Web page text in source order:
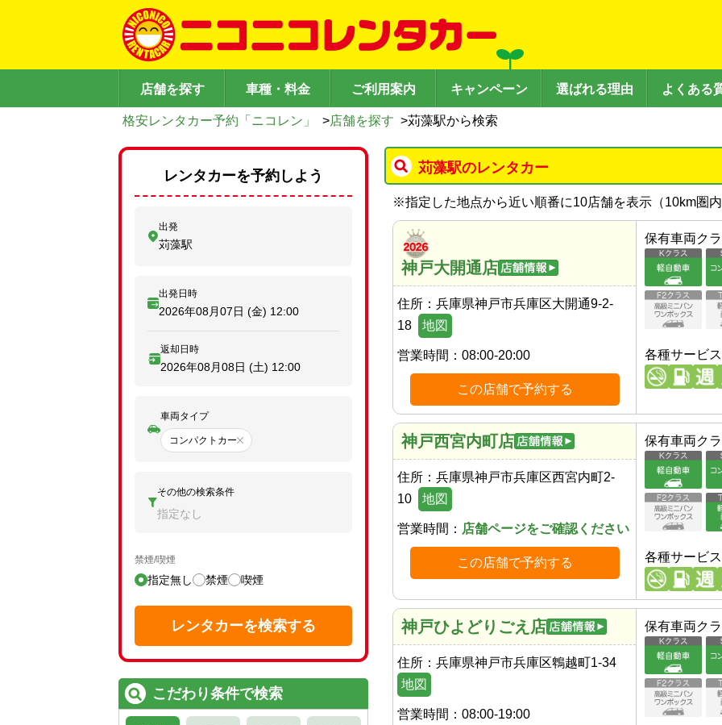
店舗を探す 車種・料金 ご利用案内 キャンペーン 選ばれる理由 よくある
格安レンタカー予約「ニコレン」 >店舗を探す >苅藻駅から検索
苅藻駅のレンタカー
※指定した地点から近い順番に10店舗を表示（10km圏
神戸大開通店
住所： 兵庫県神戸市兵庫区大開通9-2-
18
地図
営業時間： 08:00-20:00
この店舗で予約する
保有車両ク
各種サービス
神戸西宮内町店
住所： 兵庫県神戸市兵庫区西宮内町2-
10
地図
営業時間： 店舗ページをご確認ください
この店舗で予約する
保有車両ク
各種サービス
神戸ひよどりごえ店
住所： 兵庫県神戸市兵庫区鵯越町1-34
地図
営業時間： 08:00-19:00
保有車両ク
レンタカーを予約しよう
出発
苅藻駅
出発日時
2026年08月07日 (金) 12:00
返却日時
2026年08月08日 (土) 12:00
車両タイプ
コンパクトカー
その他の検索条件
指定なし
禁煙/喫煙
指定無し 禁煙 喫煙
レンタカーを検索する
こだわり条件で検索